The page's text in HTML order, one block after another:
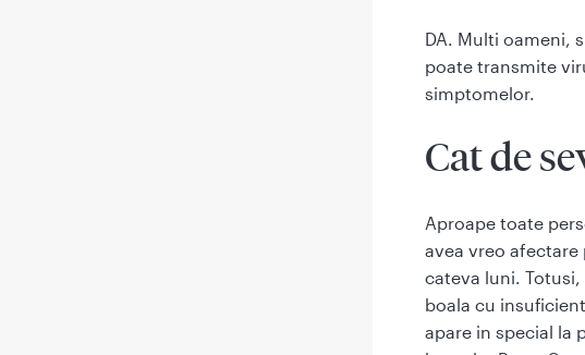
DA. Multi oameni,
poate transmite
simptomelor.
Cat de
Aproape toate
avea vreo afectare
cateva luni.
boala cu
apare in special la